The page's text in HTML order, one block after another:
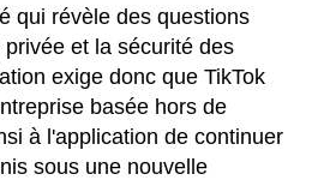
qui révèle des questions
et la sécurité des
exige donc que TikTok
basée hors de
à l'application de continuer
sous une nouvelle